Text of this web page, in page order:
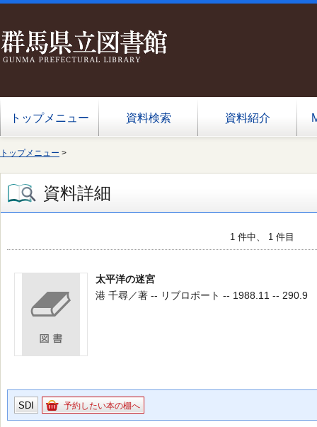
トップメニュー 資料検索 資料紹介
トップメニュー >
資料詳細
1 件中、 1 件目
太平洋の迷宮
港 千尋／著 -- リブロポート -- 1988.11 -- 290.9
SDI 予約したい本の棚へ